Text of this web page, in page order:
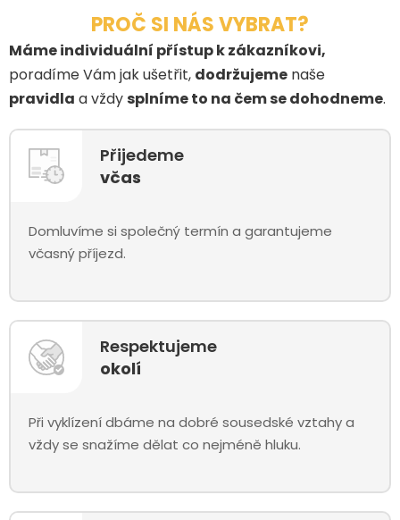
PROČ SI NÁS VYBRAT?
Máme individuální přístup k zákazníkovi,
poradíme Vám jak ušetřit, dodržujeme naše
pravidla a vždy splníme to na čem se dohodneme.
Přijedeme
včas
Domluvíme si společný termín a garantujeme
včasný příjezd.
Respektujeme
okolí
Při vyklízení dbáme na dobré sousedské vztahy a
vždy se snažíme dělat co nejméně hluku.